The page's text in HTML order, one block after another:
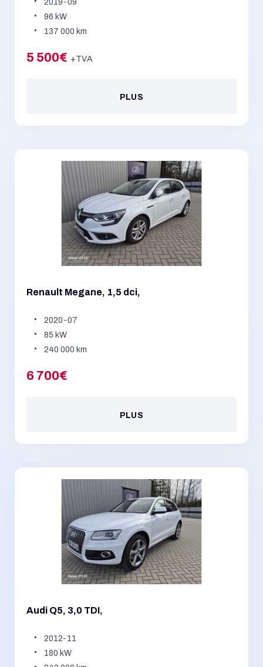
2019-09
96 kW
137 000 km
5 500€ +TVA
PLUS
Renault Megane, 1,5 dci,
2020-07
85 kW
240 000 km
6 700€
PLUS
Audi Q5, 3,0 TDI,
2012-11
180 kW